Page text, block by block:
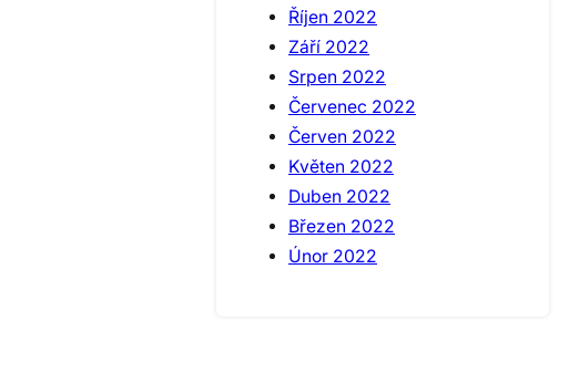
Říjen 2022
Září 2022
Srpen 2022
Červenec 2022
Červen 2022
Květen 2022
Duben 2022
Březen 2022
Únor 2022